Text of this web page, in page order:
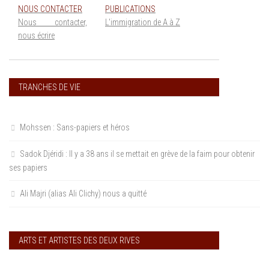
NOUS CONTACTER
Nous contacter,
nous écrire
PUBLICATIONS
L'immigration de A à Z
TRANCHES DE VIE
Mohssen : Sans-papiers et héros
Sadok Djéridi : Il y a 38 ans il se mettait en grève de la faim pour obtenir
ses papiers
Ali Majri (alias Ali Clichy) nous a quitté
ARTS ET ARTISTES DES DEUX RIVES